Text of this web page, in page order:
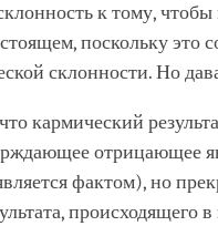
к тому,
поскольку это
склонности. Но
кармический
отрицающее
фактом), но
происходящего